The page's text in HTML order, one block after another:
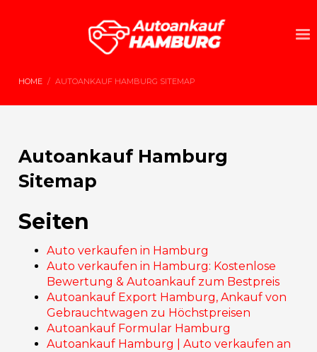
HOME AUTOANKAUF HAMBURG SITEMAP
Autoankauf Hamburg
Sitemap
Seiten
Auto verkaufen in Hamburg
Auto verkaufen in Hamburg: Kostenlose
Bewertung & Autoankauf zum Bestpreis
Autoankauf Export Hamburg, Ankauf von
Gebrauchtwagen zu Höchstpreisen
Autoankauf Formular Hamburg
Autoankauf Hamburg | Auto verkaufen an